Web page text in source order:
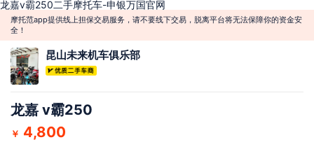
龙嘉v霸250二手摩托车-申银万国官网
摩托范app提供线上担保交易服务，请不要线下交易，脱离平台将无法保障你的资金安
全！
昆山未来机车俱乐部
龙嘉 v霸250
￥ 4,800